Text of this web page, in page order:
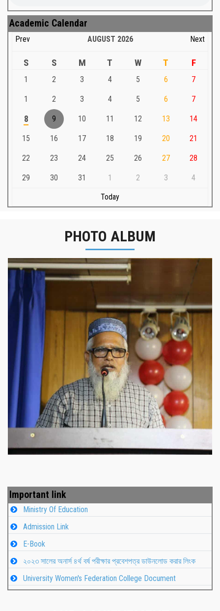
Academic Calendar
Prev AUGUST 2026 Next
S S M T W T F
1 2 3 4 5 6 7
1 2 3 4 5 6 7
8 9 10 11 12 13 14
15 16 17 18 19 20 21
22 23 24 25 26 27 28
29 30 31 1 2 3 4
Today
PHOTO ALBUM
নবীনবরণ - ২০২৫
Important link
Ministry Of Education
Admission Link
E-Book
২০২৩ সালের অনার্স ৪র্থ বর্ষ পরীক্ষার প্রবেশপত্র ডাউনলোড করার লিংক
University Women's Federation College Document